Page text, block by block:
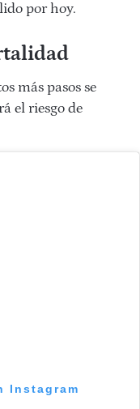
por hoy.
más pasos se
el riesgo de
Instagram